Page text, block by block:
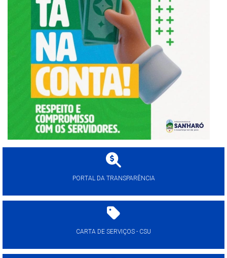
PORTAL DA TRANSPARÊNCIA
CARTA DE SERVIÇOS - CSU